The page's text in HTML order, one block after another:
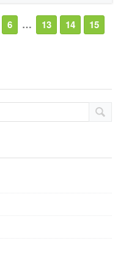
6 … 13 14
15